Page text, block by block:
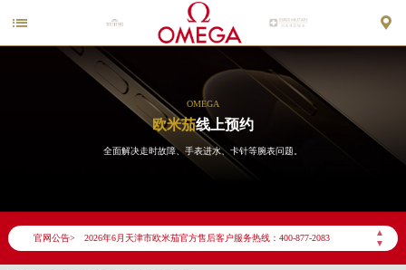
 
OMEGA
欧米茄线上预约
全面解决走时故障、手表进水、卡针等腕表问题。
官网公告>
▲
▼
2026年6月欧米茄售后服务中心最新网点地址：
天津市和平区赤峰道136号天津国际金融中心写字楼26层2603室（需提前预约）